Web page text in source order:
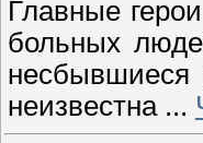
Главные
больных
неизвестна ...